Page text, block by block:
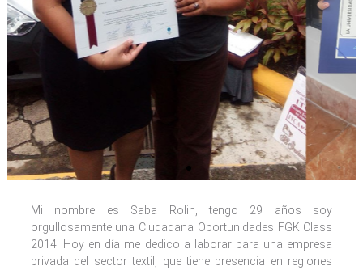
Mi nombre es Saba Rolin, tengo 29 años soy
orgullosamente una Ciudadana Oportunidades FGK Class
2014. Hoy en día me dedico a laborar para una empresa
privada del sector textil, que tiene presencia en regiones